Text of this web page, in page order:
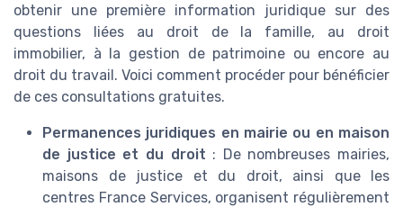
obtenir une première information juridique sur des
questions liées au droit de la famille, au droit
immobilier, à la gestion de patrimoine ou encore au
droit du travail. Voici comment procéder pour bénéficier
de ces consultations gratuites.
Permanences juridiques en mairie ou en maison
de justice et du droit : De nombreuses mairies,
maisons de justice et du droit, ainsi que les
centres France Services, organisent régulièrement